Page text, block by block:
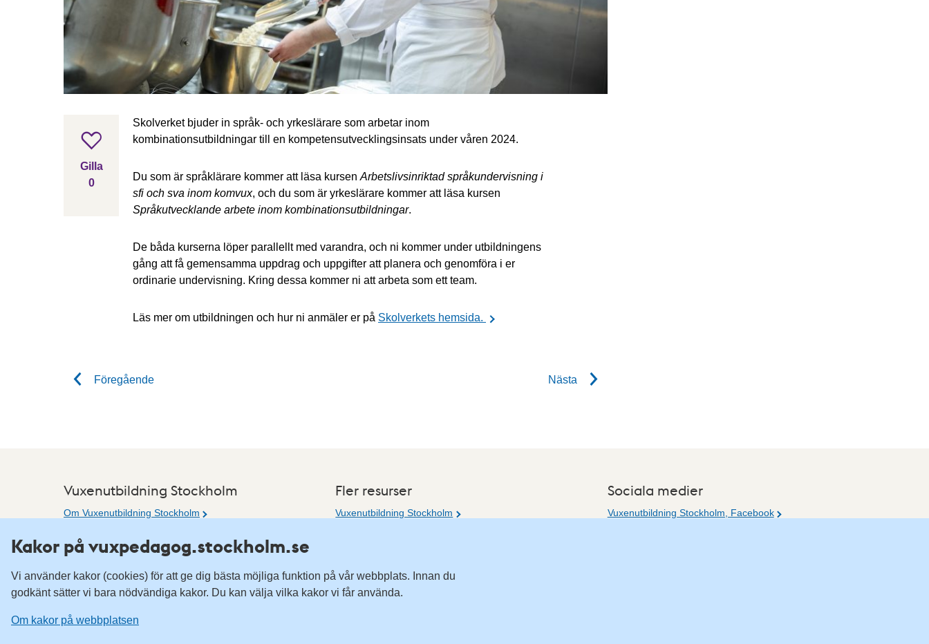
Gilla inlägget
Gilla
0
gillar inlägget
Skolverket bjuder in språk- och yrkeslärare som arbetar inom
kombinationsutbildningar till en kompetensutvecklingsinsats under våren 2024.
Du som är språklärare kommer att läsa kursen Arbetslivsinriktad språkundervisning i
sfi och sva inom komvux, och du som är yrkeslärare kommer att läsa kursen
Språkutvecklande arbete inom kombinationsutbildningar.
De båda kurserna löper parallellt med varandra, och ni kommer under utbildningens
gång att få gemensamma uppdrag och uppgifter att planera och genomföra i er
ordinarie undervisning. Kring dessa kommer ni att arbeta som ett team.
Läs mer om utbildningen och hur ni anmäler er på Skolverkets hemsida.
Föregående Nästa
Vuxenutbildning Stockholm
Om Vuxenutbildning Stockholm
Om kakor på webbplatsen
Fler resurser
Vuxenutbildning Stockholm
Sociala medier
Vuxenutbildning Stockholm, Facebook
Kakor på vuxpedagog.stockholm.se
Vi använder kakor (cookies) för att ge dig bästa möjliga funktion på vår webbplats. Innan du
godkänt sätter vi bara nödvändiga kakor. Du kan välja vilka kakor vi får använda.
Om kakor på webbplatsen